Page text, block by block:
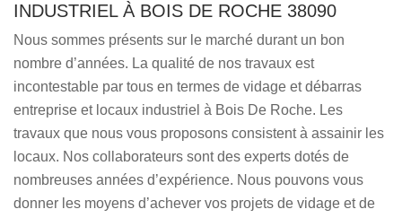
INDUSTRIEL À BOIS DE ROCHE 38090
Nous sommes présents sur le marché durant un bon
nombre d’années. La qualité de nos travaux est
incontestable par tous en termes de vidage et débarras
entreprise et locaux industriel à Bois De Roche. Les
travaux que nous vous proposons consistent à assainir les
locaux. Nos collaborateurs sont des experts dotés de
nombreuses années d’expérience. Nous pouvons vous
donner les moyens d’achever vos projets de vidage et de